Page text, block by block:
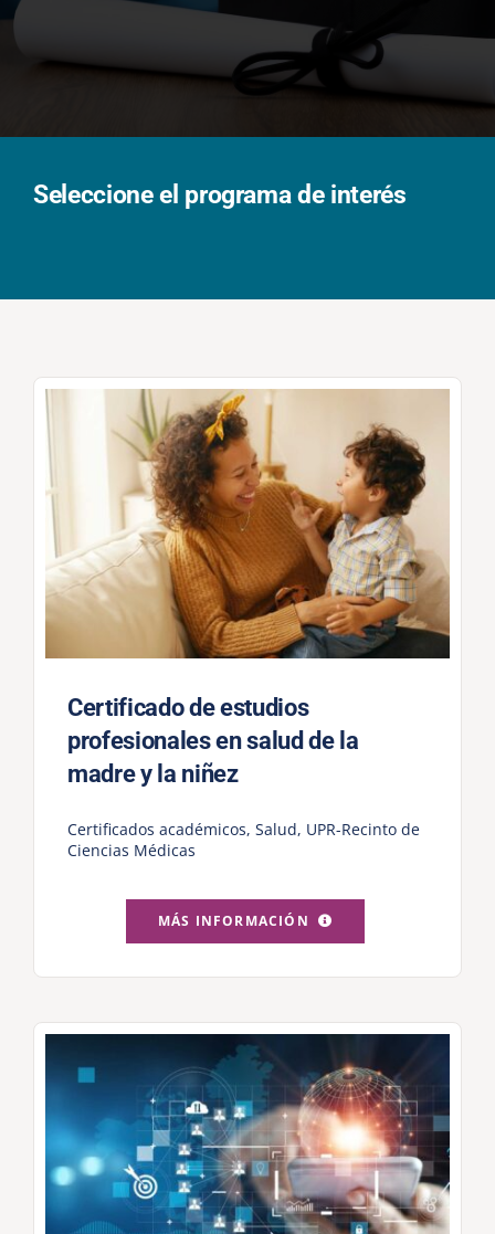
Solicita información
Seleccione el programa de interés
Certificado de estudios
profesionales en salud de la
madre y la niñez
Certificados académicos, Salud, UPR-Recinto de
Ciencias Médicas
MÁS INFORMACIÓN